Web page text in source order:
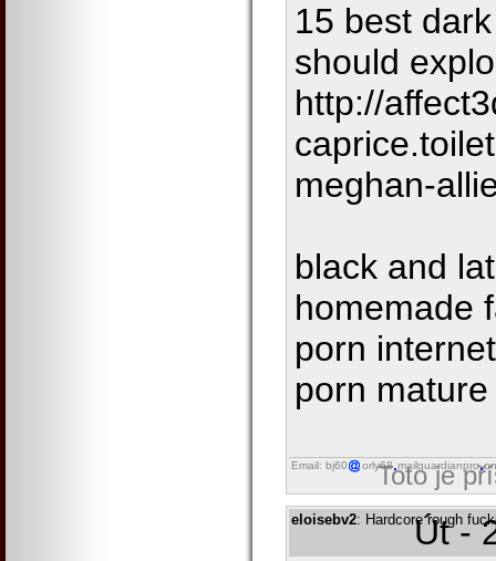
15 best
should
http://
meghan-
black and
homemade
porn
porn
Email: bj60 orly68 mailguardianpro
Toto je
eloisebv2: Hardcore rough
Út -